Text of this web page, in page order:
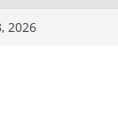
2026